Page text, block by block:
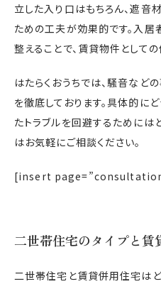
立した入り口はもちろん、遮音
ための工夫が効果的です。入
整えることで、賃貸物件としての
はたらくおうちでは、騒音など
を徹底しております。具体的に
たトラブルを回避するためには
はお気軽にご相談ください。
[insert
二世帯住宅のタイプと賃
二世帯住宅と賃貸併用住宅は